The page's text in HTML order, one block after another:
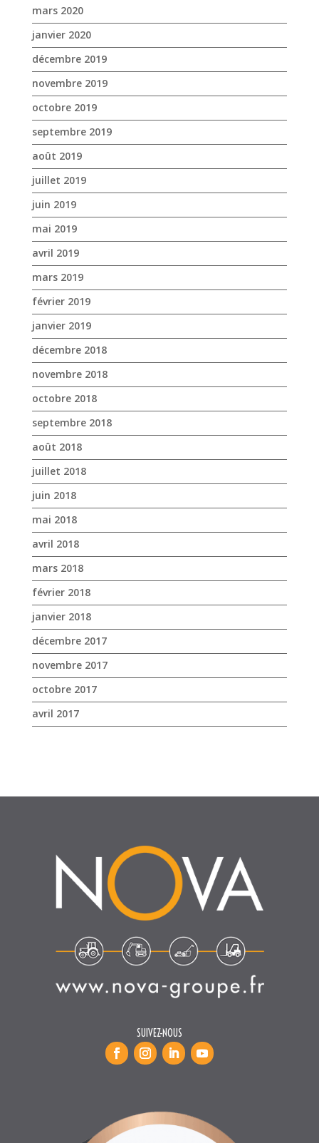
septembre 2019
août 2019
juillet 2019
juin 2019
mai 2019
avril 2019
mars 2019
février 2019
janvier 2019
décembre 2018
novembre 2018
octobre 2018
septembre 2018
août 2018
juillet 2018
juin 2018
mai 2018
avril 2018
mars 2018
février 2018
janvier 2018
décembre 2017
novembre 2017
octobre 2017
avril 2017
SUIVEZ-NOUS